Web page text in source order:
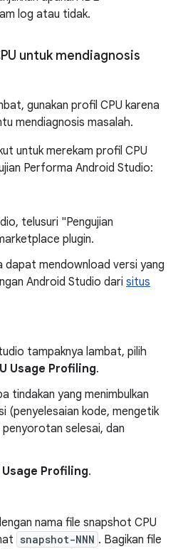
log atau tidak.
untuk mendiagnosis
gunakan profil CPU karena
mendiagnosis masalah.
untuk merekam profil CPU
Performa Android Studio:
telusuri "Pengujian
plugin.
dapat mendownload versi yang
Android Studio dari situs
tampaknya lambat, pilih
Usage Profiling.
tindakan yang menimbulkan
(penyelesaian kode, mengetik
penyorotan selesai, dan
Usage Profiling.
nama file snapshot CPU
snapshot-NNN . Bagikan file